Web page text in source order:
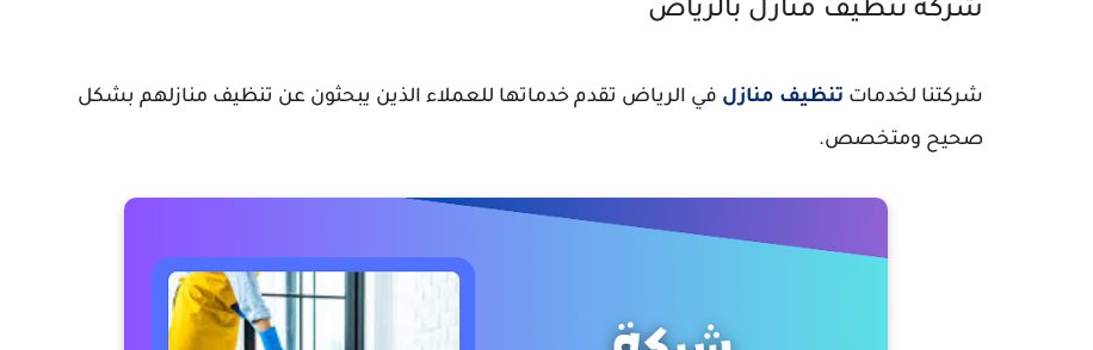
شركة تنظيف منازل بالرياض
شركتنا لخدمات تنظيف منازل في الرياض تقدم خدماتها للعملاء الذين يبحثون عن تنظيف منازلهم بشكل
صحيح ومتخصص.